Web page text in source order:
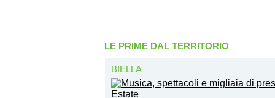
LE PRIME DAL TERRITORIO
BIELLA